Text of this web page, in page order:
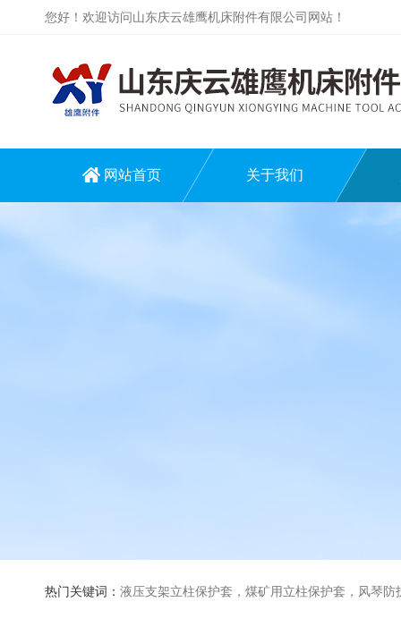
您好！欢迎访问山东庆云雄鹰机床附件有限公司网站！
网站首页 关于我们
热门关键词： 液压支架立柱保护套，煤矿用立柱保护套，风琴